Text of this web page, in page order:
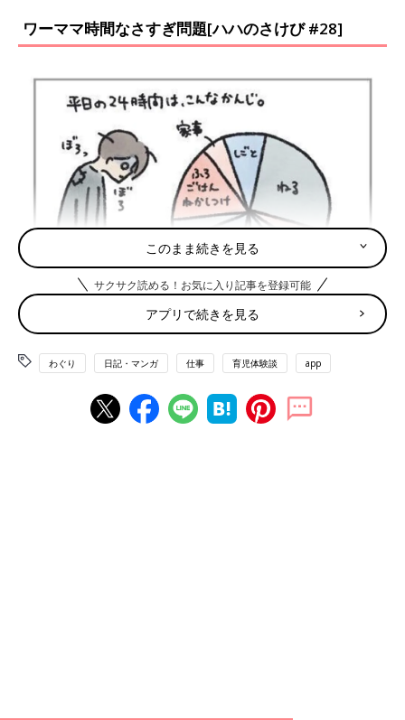
ワーママ時間なさすぎ問題[ハハのさけび #28]
今回は、私の平日24時間の内訳を紹介します。勤務時間はすごく
（ランチ１時間）。６時間睡眠。 保育園 の送り迎えと通勤に２時
間。朝夕のお世話で６時間。子ども寝た後の家事１時間。あれ
このまま続きを見る
サクサク読める！お気に入り記事を登録可能
アプリで続きを見る
わぐり 日記・マンガ 仕事 育児体験談 app